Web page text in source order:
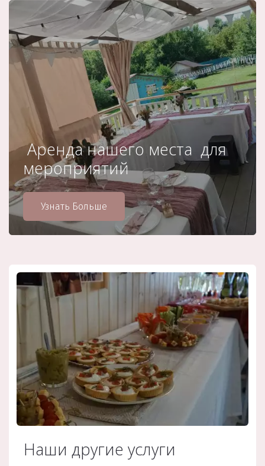
Аренда нашего места для
мероприятий
Узнать Больше
Наши другие услуги